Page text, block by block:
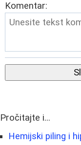
Komentar:
Pročitajte i...
Hemijski piling i